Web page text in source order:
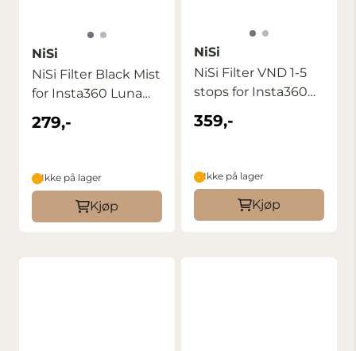
NiSi
NiSi Filter Black Mist
for Insta360 Luna
Ultra
279,-
Ikke på lager
Kjøp
NiSi
NiSi Filter VND 1-5
stops for Insta360
Luna Ultra
359,-
Ikke på lager
Kjøp